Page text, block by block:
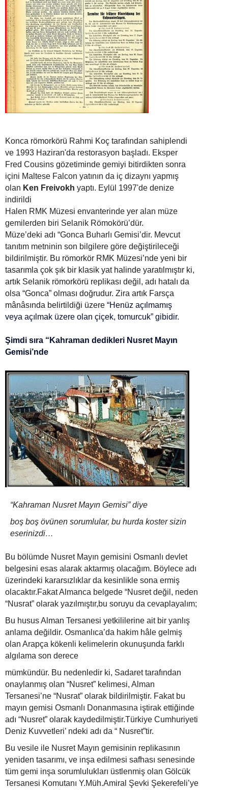
Konca römorkörü Rahmi Koç tarafından sahiplendi
ve 1993 Haziran'da restorasyon başladı. Eksper
Fred Cousins gözetiminde gemiyi bitirdikten sonra
içini Maltese Falcon yatının da iç dizaynı yapmış
olan Ken Freivokh yaptı. Eylül 1997'de denize
indirildi
Halen RMK Müzesi envanterinde yer alan müze
gemilerden biri Selanik Römokörü’dür.
Müze’deki adı “Gonca Buharlı Gemisi’dir. Mevcut
tanıtım metninin son bilgilere göre değiştirileceği
bildirilmiştir. Bu römorkör RMK Müzesi’nde yeni bir
tasarımla çok şık bir klasik yat halinde yaratılmıştır ki,
artık Selanik römorkörü replikası değil, adı hatalı da
olsa “Gonca” olması doğrudur. Zira artık Farsça
mânâsında belirtildiği üzere “Henüz açılmamış
veya açılmak üzere olan çiçek, tomurcuk” gibidir.
Şimdi sıra “Kahraman dedikleri Nusret Mayın
Gemisi’nde
“Kahraman Nusret Mayın Gemisi” diye
boş boş övünen sorumlular, bu hurda koster sizin
eserinizdi…
Bu bölümde Nusret Mayın gemisini Osmanlı devlet
belgesini esas alarak aktarmış olacağım. Böylece adı
üzerindeki kararsızlıklar da kesinlikle sona ermiş
olacaktır.Fakat Almanca belgede “Nusret değil, neden
“Nusrat” olarak yazılmıştır,bu soruyu da cevaplayalım;
Bu husus Alman Tersanesi yetkililerine ait bir yanlış
anlama değildir. Osmanlıca’da hakim hâle gelmiş
olan Arapça kökenli kelimelerin okunuşunda farklı
algılama son derece
mümkündür. Bu nedenledir ki, Sadaret tarafından
onaylanmış olan “Nusret” kelimesi, Alman
Tersanesi’ne “Nusrat” olarak bildirilmiştir. Fakat bu
mayın gemisi Osmanlı Donanmasına iştirak ettiğinde
adı “Nusret” olarak kaydedilmiştir.Türkiye Cumhuriyeti
Deniz Kuvvetleri’ ndeki adı da “ Nusret”tir.
Bu vesile ile Nusret Mayın gemisinin replikasının
yeniden tasarımı, ve inşa edilmesi safhası senesinde
tüm gemi inşa sorumlulukları üstlenmiş olan Gölcük
Tersanesi Komutanı Y.Müh.Amiral Şevki Şekerefeli’ye